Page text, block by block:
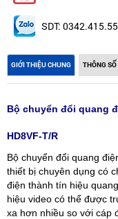
SDT:
GIỚI THIỆU CHUNG THÔNG
Bộ chuyển đổi quang
HD8VF-T/R
Bộ chuyển đổi quang
thiết bị chuyên dụng có
điện thành tín hiệu
hiệu video có thể được
xa hơn nhiều so với cáp